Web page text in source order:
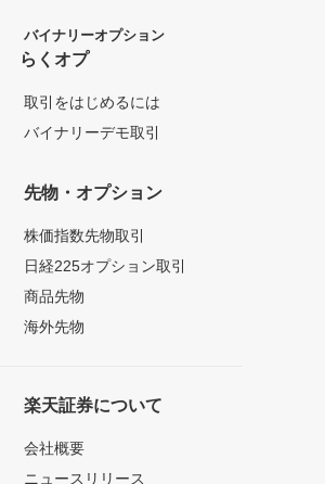
バイナリーオプション
らくオプ
取引をはじめるには
バイナリーデモ取引
先物・オプション
株価指数先物取引
日経225オプション取引
商品先物
海外先物
楽天証券について
会社概要
ニュースリリース